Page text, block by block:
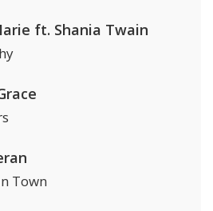
ft. Shania Twain
Town